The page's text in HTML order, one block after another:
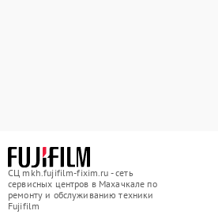
СЦ mkh.fujifilm-fixim.ru - сеть
сервисных центров в Махачкале по
ремонту и обслуживанию техники
Fujifilm